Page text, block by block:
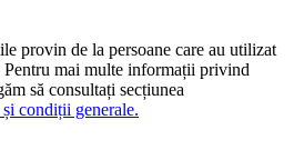
provin de la persoane care au utilizat
Pentru mai multe informații privind
să consultați secțiunea
condiții generale.